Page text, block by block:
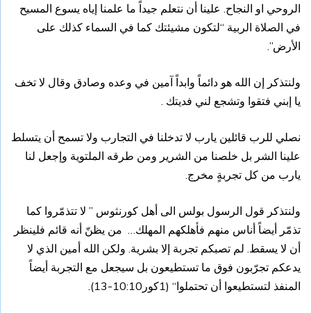
الروحي او النجاح. علينا أن نتعلم جيداً ما علمنا إياه يسوع المسيح
في الصلاة الربية “لتكون مشيئتك كما في السماء كذلك على
الأرض”.
ولنتذكر إن الله هو دائماً وابداً آمين في وعده وصادق وقال لا تخف
يا إبني فتقوا وتشجع لني فديتك .
نصلي للرب قائلين يارب لا تدخلنا في التجارب ولا تسمح أن يتسلط
علينا الشر بل خلصنا من الشرير ومن طرقه الملتوية وإجعل لنا
يارب من كل تجربةٍ مخرج.
ولنتذكر قول الرسول بولس الى أهل كورنثوس ” لا تتذمّروا كما
تذمّر أيضاً أناس منهم فأهلكهم المهلك… من يظنّ أنه قائم فلينظر
أن لا يسقط. لم تصبكم تجربة إلا بشرية. ولكن الله أمين الذي لا
يدعكم تجرّبون فوق ما تستطيعون بل سيجعل مع التجربة أيضاً
المنفذ لتستطيعوا أن تحتملوا“ (1كور10:10-13).